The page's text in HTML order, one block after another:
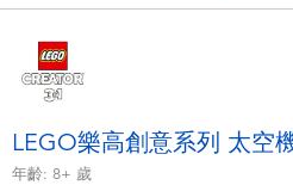
毛毛公仔玩具
LEGO樂高創意系列 太空
年齡: 8+ 歲